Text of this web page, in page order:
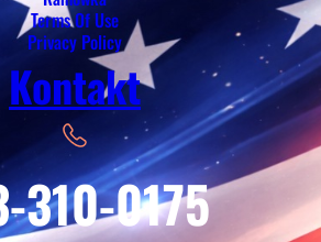
Terms Of Use
Privacy Policy
Kontakt
310-0175